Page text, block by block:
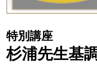
特別講座
杉浦先生基